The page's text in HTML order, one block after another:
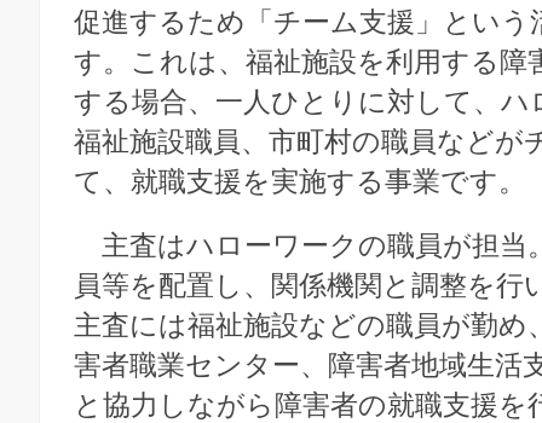
促進するため「チーム支援」という
す。これは、福祉施設を利用する障
する場合、一人ひとりに対して、ハ
福祉施設職員、市町村の職員などが
て、就職支援を実施する事業です。
主査はハローワークの職員が担当
員等を配置し、関係機関と調整を行
主査には福祉施設などの職員が勤め
害者職業センター、障害者地域生活
と協力しながら障害者の就職支援を